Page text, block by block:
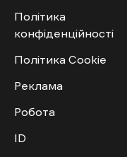
Політика
конфіденційності
Політика Cookie
Реклама
Робота
ID